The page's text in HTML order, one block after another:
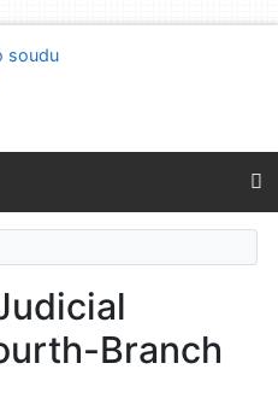
Branch